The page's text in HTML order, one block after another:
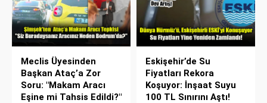
Meclis Üyesinden
Başkan Ataç’a Zor
Soru: "Makam Aracı
Eşine mi Tahsis Edildi?"
Eskişehir’de Su
Fiyatları Rekora
Koşuyor: İnşaat Suyu
100 TL Sınırını Aştı!